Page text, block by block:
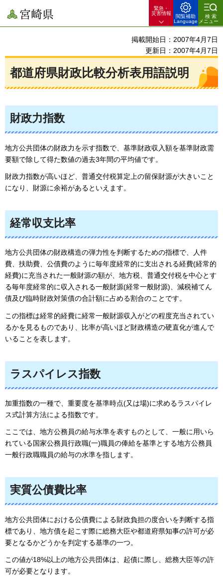
宮崎県
緊急・
災害情報
閲覧補助
Language
検索
メニュー
掲載開始日：2007年4月7日
更新日：2007年4月7日
都道府県財政比較分析表用語説明
財政力指数
地方公共団体の財政力を示す指数で、基準財政収入額を基準財政需
要額で除して得た数値の過去3年間の平均値です。
財政力指数が高いほど、普通交付税算定上の留保財源が大きいこと
になり、財源に余裕があるといえます。
経常収支比率
地方公共団体の財政構造の弾力性を判断するための指標で、人件
費、扶助費、公債費のように毎年度経常的に支出される経費(経常的
経費)に充当された一般財源の額が、地方税、普通交付税を中心とす
る毎年度経常的に収入される一般財源(経常一般財源)、減税補てん
債及び臨時財政対策債の合計額に占める割合のことです。
この指標は経常的経費に経常一般財源収入がどの程度充当されてい
るかを見るものであり、比率が高いほど財政構造の硬直化が進んで
いることを表します。
ラスパイレス指数
加重指数の一種で、重要度を基準時点(又は場)に求めるラスパイレ
ス式計算方法による指数です。
ここでは、地方公務員の給与水準を表すものとして、一般に用いら
れている国家公務員行政職(一)職員の俸給を基準とする地方公務員
一般行政職職員の給与の水準を指します。
実質公債費比率
地方公共団体における公債費による財政負担の度合いを判断する指
標であり、地方債を起こす際に総務大臣や都道府県知事の許可が必
要となるかどうかを判定する基準の一つ。
この値が18%以上の地方公共団体は、起債に際し、総務大臣等の許
可が必要となります。